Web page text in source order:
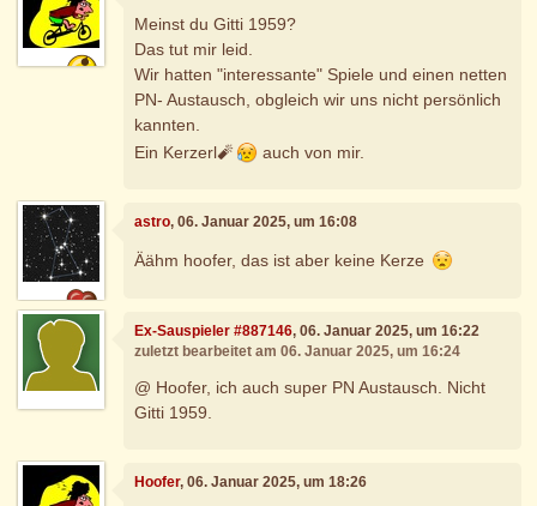
Meinst du Gitti 1959?
Das tut mir leid.
Wir hatten "interessante" Spiele und einen netten
PN- Austausch, obgleich wir uns nicht persönlich
kannten.
Ein Kerzerl🧨
auch von mir.
astro, 06. Januar 2025, um 16:08
Äähm hoofer, das ist aber keine Kerze
Ex-Sauspieler #887146, 06. Januar 2025, um 16:22
zuletzt bearbeitet am 06. Januar 2025, um 16:24
@ Hoofer, ich auch super PN Austausch. Nicht
Gitti 1959.
Hoofer, 06. Januar 2025, um 18:26